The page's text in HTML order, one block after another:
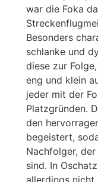
war die Foka
Besonders
schlanke und
diese zur
eng und klein
jeder mit der
Platzgründen.
den
begeistert,
Nachfolger,
sind. In
allerdings nicht